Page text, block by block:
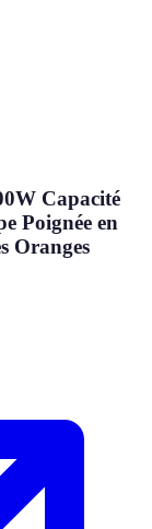
Capacité
Poignée en
Oranges